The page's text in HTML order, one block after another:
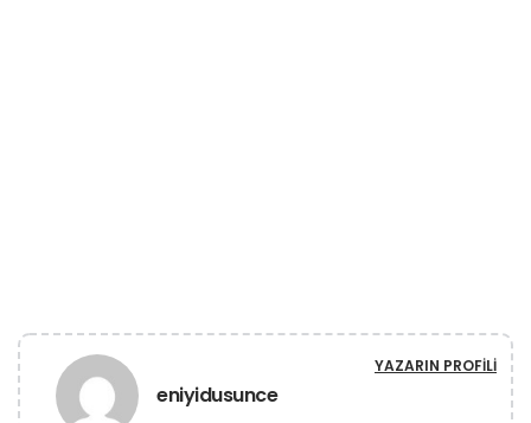
eniyidusunce
YAZARIN PROFILI